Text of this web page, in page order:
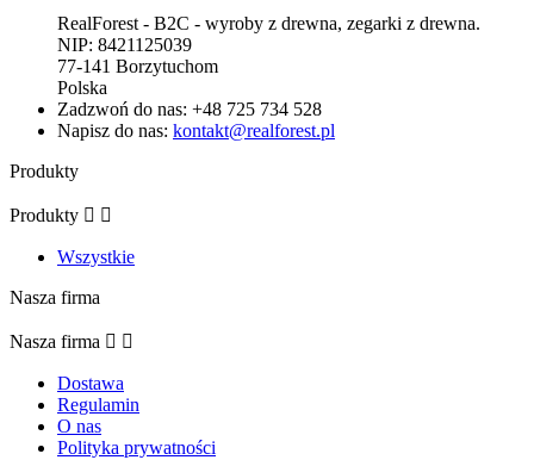
RealForest - B2C - wyroby z drewna, zegarki z drewna.
NIP: 8421125039
77-141 Borzytuchom
Polska
Zadzwoń do nas: +48 725 734 528
Napisz do nas: kontakt@realforest.pl
Produkty
Produkty  
Wszystkie
Nasza firma
Nasza firma  
Dostawa
Regulamin
O nas
Polityka prywatności